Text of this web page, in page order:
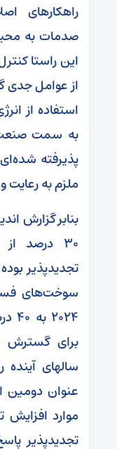
راهکارهای
صدمات به
این راستا
از عوامل جدی
استفاده از
به سمت صنعت
پذیرفته
ملزم به رعایت
۳۰ درصد
تجدیدپذیر
سوخت‌های
برای گسترش
سالهای
موارد افزایش
تجدیدپذیر